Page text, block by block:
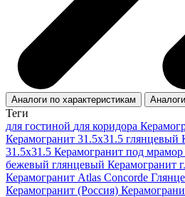
Аналоги по характеристикам
Теги
для гостиной для коридора
Керамогранит 31.5x31.5 глянцевый
31.5x31.5 Керамогранит под
бежевый глянцевый Керамогранит
Керамогранит Atlas Concorde
Керамогранит (Россия)